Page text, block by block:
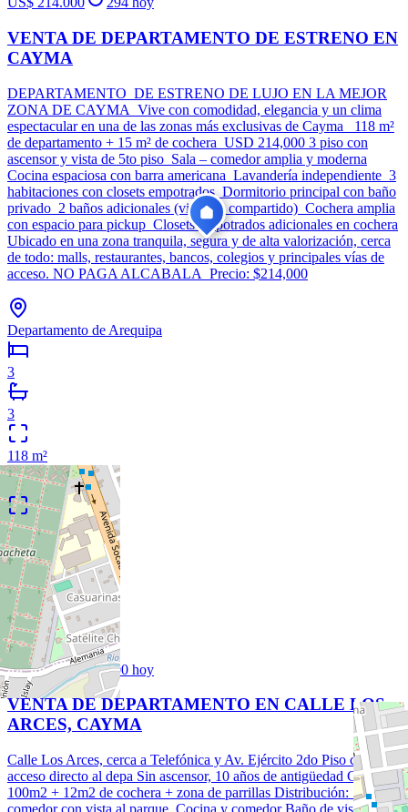
VENTA DE DEPARTAMENTO DE ESTRENO EN
CAYMA
DEPARTAMENTO DE ESTRENO DE LUJO EN LA MEJOR
ZONA DE CAYMA Vive con comodidad, elegancia y un clima
espectacular en una de las zonas más exclusivas de Cayma 118 m²
de departamento + 15 m² de cochera USD 214,000 3 piso con
ascensor y vista de 5to piso Sala – comedor amplia y moderna
Cocina espaciosa con barra americana Lavandería independiente 3
habitaciones con closets empotrados Dormitorio principal con baño
privado 2 baños adicionales (visitas y compartido) Cochera amplia
con espacio para pickup Closets empotrados adicionales en cochera
Ubicado en una zona tranquila, segura y de alta valorización, cerca
de todo: malls, restaurantes, bancos, colegios y principales vías de
acceso. NO PAGA ALCABALA Precio: $214,000
Departamento de Arequipa
3
3
118 m²
1/13
Venta
Nuevo
45
DS
US$ 142.000
600 hoy
VENTA DE DEPARTAMENTO EN CALLE LOS
ARCES, CAYMA
Calle Los Arces, cerca a Telefónica y Av. Ejército 2do Piso con
acceso directo al depa Sin ascensor, 10 años de antigüedad Casi
100m2 + 12m2 de cochera + zona de parrillas Distribución: Sala